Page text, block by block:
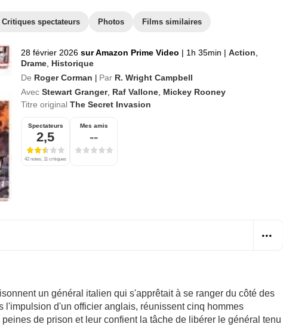
Critiques spectateurs Photos Films similaires
28 février 2026 sur Amazon Prime Video | 1h 35min | Action
Drame Historique
De Roger Corman Par R. Wright Campbell
Avec Stewart Granger, Raf Vallone Mickey Rooney
Titre original The Secret Invasion
Spectateurs
2,5
42 notes, 11 critiques
Mes amis
--
un général italien qui s'apprêtait à se ranger du côté des
l'impulsion d'un officier anglais, réunissent cinq hommes
de prison et leur confient la tâche de libérer le général tenu